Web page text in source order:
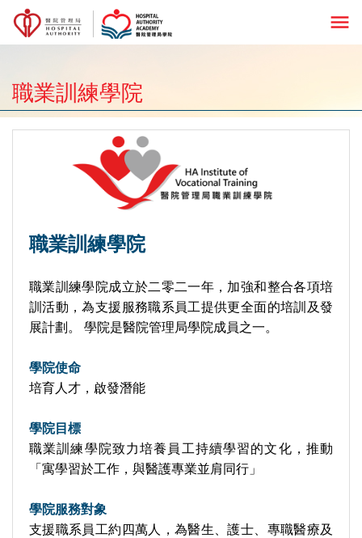
menu
職業訓練學院
職業訓練學院
職業訓練學院成立於二零二一年，加強和整合各項培
訓活動，為支援服務職系員工提供更全面的培訓及發
展計劃。 學院是醫院管理局學院成員之一。
學院使命
培育人才，啟發潛能
學院目標
職業訓練學院致力培養員工持續學習的文化，推動
「寓學習於工作，與醫護專業並肩同行」
學院服務對象
支援職系員工約四萬人，為醫生、護士、專職醫療及